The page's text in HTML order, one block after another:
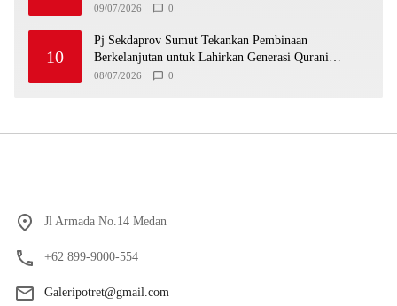
09/07/2026 0
10
Pj Sekdaprov Sumut Tekankan Pembinaan
Berkelanjutan untuk Lahirkan Generasi Qurani
Berkarakter
08/07/2026 0
Jl Armada No.14 Medan
+62 899-9000-554
Galeripotret@gmail.com